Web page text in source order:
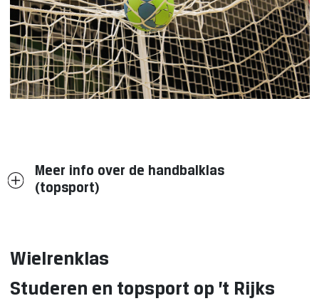
Meer info over de handbalklas
(topsport)
Wielrenklas
Studeren en topsport op ’t Rijks